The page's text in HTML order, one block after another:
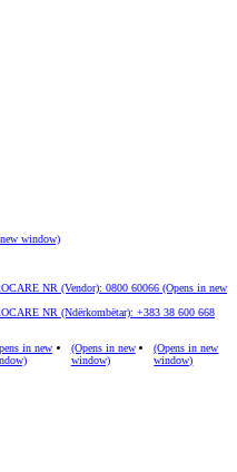
window)
NR (Vendor): 0800 60066 (Opens in new
NR (Ndërkombëtar): +383 38 600 668
in new
(Opens in new
window)
(Opens in new
window)